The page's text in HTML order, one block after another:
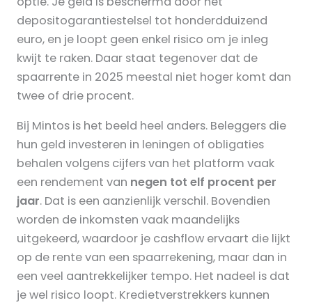
depositogarantiestelsel tot honderdduizend
euro, en je loopt geen enkel risico om je inleg
kwijt te raken. Daar staat tegenover dat de
spaarrente in 2025 meestal niet hoger komt dan
twee of drie procent.
Bij Mintos is het beeld heel anders. Beleggers die
hun geld investeren in leningen of obligaties
behalen volgens cijfers van het platform vaak
een rendement van negen tot elf procent per
jaar. Dat is een aanzienlijk verschil. Bovendien
worden de inkomsten vaak maandelijks
uitgekeerd, waardoor je cashflow ervaart die lijkt
op de rente van een spaarrekening, maar dan in
een veel aantrekkelijker tempo. Het nadeel is dat
je wel risico loopt. Kredietverstrekkers kunnen